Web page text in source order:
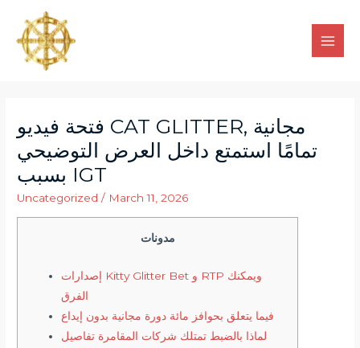
فتحة فيديو CAT GLITTER, مجانية
تمامًا استمتع داخل العرض التوضيحي
بسبب IGT
Uncategorized / March 11, 2026
مدونات
إصدارات Kitty Glitter Bet و RTP ويمكنك
الفرق
فيما يتعلق بحوافز مائة دورة مجانية بدون إيداع
لماذا بالضبط تمتلك شركات المقامرة تفاصيل